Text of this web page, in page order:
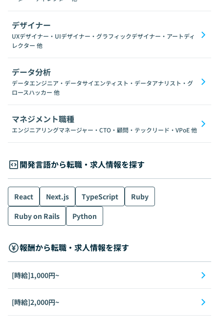
デザイナー
UXデザイナー・UIデザイナー・グラフィックデザイナー・アートディ
レクター 他
データ分析
データエンジニア・データサイエンティスト・データアナリスト・グ
ロースハッカー 他
マネジメント職種
エンジニアリングマネージャー・CTO・顧問・テックリード・VPoE他
開発言語から転職・求人情報を探す
React Next.js TypeScript
Ruby
Ruby on Rails
Python
報酬から転職・求人情報を探す
[時給]1,000円~
[時給]2,000円~